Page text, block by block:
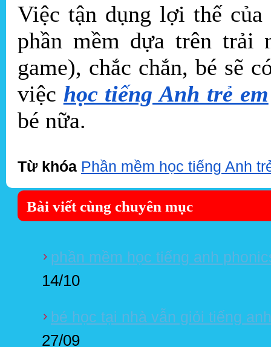
Việc tận dụng lợi thế
phần mềm dựa trên trải
game), chắc chắn, bé sẽ
việc học tiếng Anh trẻ em
bé nữa.
Từ khóa Phần mềm học tiếng Anh
Bài viết cùng chuyên mục
phần mềm học tiếng anh
14/10
bé học tại nhà vẫn giỏi tiếng
27/09